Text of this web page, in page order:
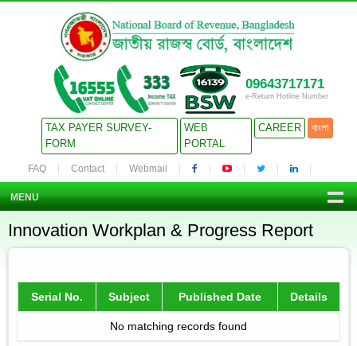
09643717171
e-Return Hotline Number
TAX PAYER SURVEY-
FORM
WEB
PORTAL
CAREER বাংলা
FAQ Contact Webmail
MENU
Innovation Workplan & Progress Report
Serial No. Subject Published Date Details
No matching records found